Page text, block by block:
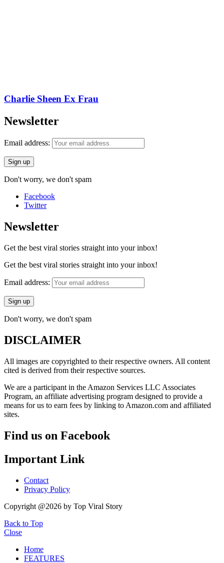
Charlie Sheen Ex Frau
Newsletter
Email address:
Don't worry, we don't spam
Facebook
Twitter
Newsletter
Get the best viral stories straight into your inbox!
Get the best viral stories straight into your inbox!
Email address:
Don't worry, we don't spam
DISCLAIMER
All images are copyrighted to their respective owners. All content
cited is derived from their respective sources.
We are a participant in the Amazon Services LLC Associates
Program, an affiliate advertising program designed to provide a
means for us to earn fees by linking to Amazon.com and affiliated
sites.
Find us on Facebook
Important Link
Contact
Privacy Policy
Copyright @2026 by Top Viral Story
Back to Top
Close
Home
FEATURES